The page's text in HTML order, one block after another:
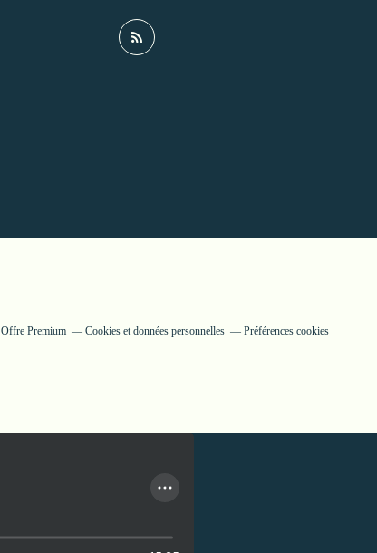
Offre Premium Cookies et données personnelles Préférences cookies